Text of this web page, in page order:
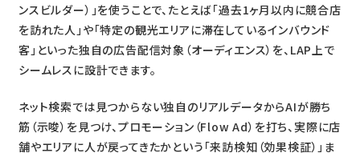
ンスビルダー）」を使うことで、たとえば「過去1ヶ月以内に競合店
を訪れた人」や「特定の観光エリアに滞在しているインバウンド
客」といった独自の広告配信対象（オーディエンス）を、LAP上で
シームレスに設計できます。
ネット検索では見つからない独自のリアルデータからAIが勝ち
筋（示唆）を見つけ、プロモーション（Flow Ad）を打ち、実際に店
舗やエリアに人が戻ってきたかという「来訪検知（効果検証）」ま